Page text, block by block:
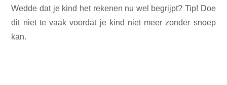
Wedde dat je kind het rekenen nu wel begrijpt? Tip! Doe
dit niet te vaak voordat je kind niet meer zonder snoep
kan.